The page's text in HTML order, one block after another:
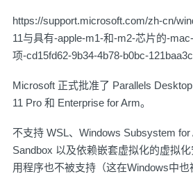
https://support.microsoft.com/zh-cn/
11与具有-apple-m1-和-m2-芯片的-
项-cd15fd62-9b34-4b78-b0bc-
Microsoft 正式批准了 Parallels
11 Pro 和 Enterprise for Arm。
不支持 WSL、Windows Subsystem for
Sandbox 以及依赖嵌套虚拟化的虚拟
用程序也不被支持（这在Windows中也